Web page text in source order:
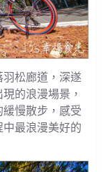
松廊道，深遂
的浪漫場景，
慢散步，感受
最浪漫美好的